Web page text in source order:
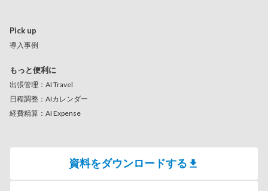
Pick up
導入事例
もっと便利に
出張管理：AI Travel
日程調整：AIカレンダー
経費精算：AI Expense
資料をダウンロードする